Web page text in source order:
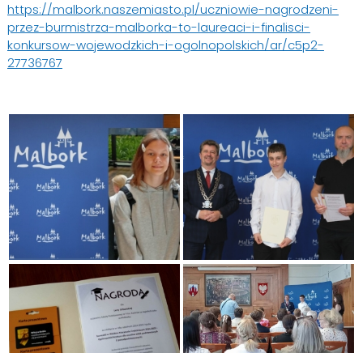
https://malbork.naszemiasto.pl/uczniowie-nagrodzeni-
przez-burmistrza-malborka-to-laureaci-i-finalisci-
konkursow-wojewodzkich-i-ogolnopolskich/ar/c5p2-
27736767